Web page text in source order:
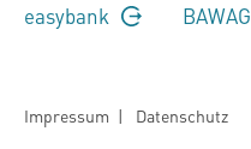
easybank BAWAG
Impressum | Datenschutz